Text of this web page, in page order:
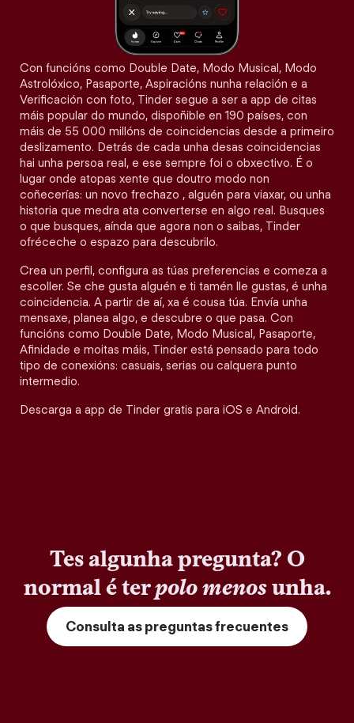
Con funcións como Double Date, Modo Musical, Modo
Astrolóxico, Pasaporte, Aspiracións nunha relación e a
Verificación con foto, Tinder segue a ser a app de citas
máis popular do mundo, dispoñible en 190 países, con
máis de 55 000 millóns de coincidencias desde a primeiro
deslizamento. Detrás de cada unha desas coincidencias
hai unha persoa real, e ese sempre foi o obxectivo. É o
lugar onde atopas xente que doutro modo non
coñecerías: un novo frechazo , alguén para viaxar, ou unha
historia que medra ata converterse en algo real. Busques
o que busques, aínda que agora non o saibas, Tinder
ofréceche o espazo para descubrilo.
Crea un perfil, configura as túas preferencias e comeza a
escoller. Se che gusta alguén e ti tamén lle gustas, é unha
coincidencia. A partir de aí, xa é cousa túa. Envía unha
mensaxe, planea algo, e descubre o que pasa. Con
funcións como Double Date, Modo Musical, Pasaporte,
Afinidade e moitas máis, Tinder está pensado para todo
tipo de conexións: casuais, serias ou calquera punto
intermedio.
Descarga a app de Tinder gratis para iOS e Android.
Tes algunha pregunta? O
normal é terpolo menosunha.
Consulta as preguntas frecuentes